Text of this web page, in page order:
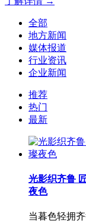
全部
地方新闻
媒体报道
行业资讯
企业新闻
推荐
热门
最新
光影织齐鲁
夜色
当暮色轻拥